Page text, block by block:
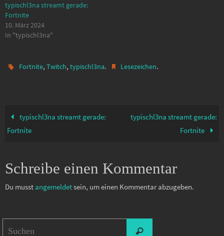
typischl3na streamt gerade:
Fortnite
10. März 2024
In "typischl3na"
Fortnite,Twitch,typischl3na. Lesezeichen.
typischl3na streamt gerade:
Fortnite
typischl3na streamt gerade:
Fortnite
Schreibe einen Kommentar
Du musst angemeldetsein, um einen Kommentar abzugeben.
Suchen